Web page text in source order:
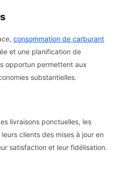
consommation de carburant
et une planification de
opportun permettent aux
substantielles.
livraisons ponctuelles, les
clients des mises à jour en
satisfaction et leur fidélisation.